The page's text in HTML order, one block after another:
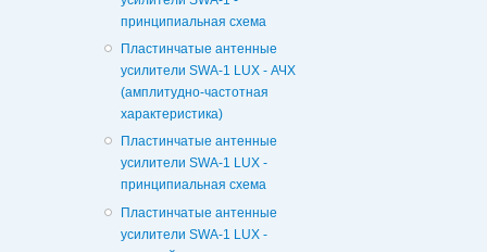
принципиальная схема
Пластинчатые антенные
усилители SWA-1 LUX - АЧХ
(амплитудно-частотная
характеристика)
Пластинчатые антенные
усилители SWA-1 LUX -
принципиальная схема
Пластинчатые антенные
усилители SWA-1 LUX -